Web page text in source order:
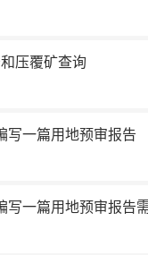
压覆矿查询
写一篇用地预审报告
写一篇用地预审报告